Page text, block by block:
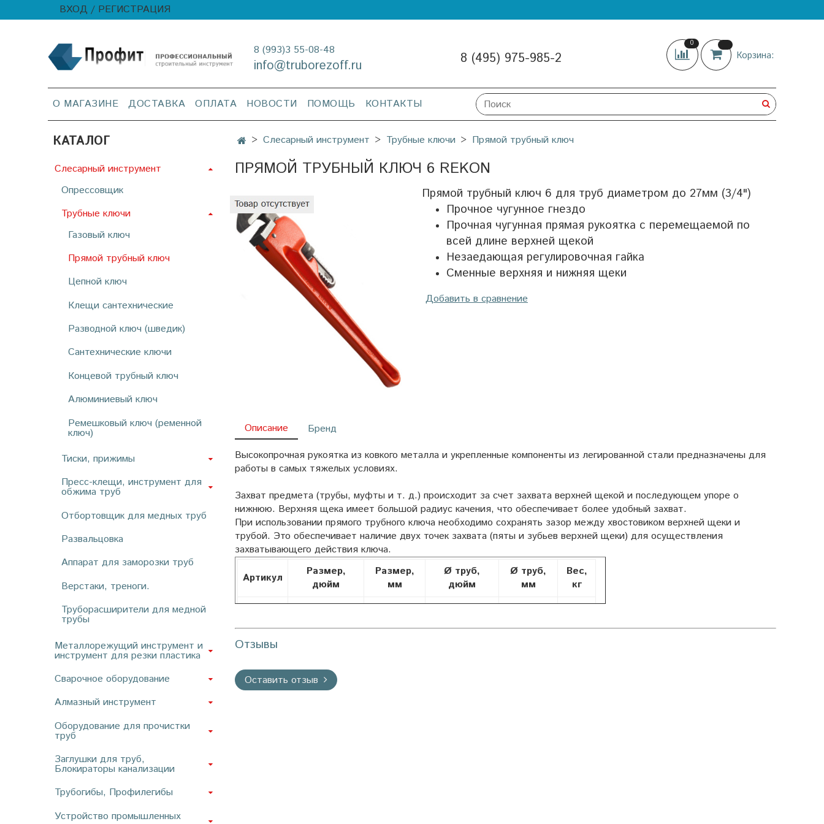
ВХОД / РЕГИСТРАЦИЯ
8 (993)3 55-08-48
info@truborezoff.ru 8 (495) 975-985-2
0
Корзина:
О МАГАЗИНЕ ДОСТАВКА ОПЛАТА НОВОСТИ ПОМОЩЬ КОНТАКТЫ
Слесарный инструмент Трубные ключи Прямой трубный ключ
ПРЯМОЙ ТРУБНЫЙ КЛЮЧ 6 REKON
Прямой трубный ключ 6 для труб диаметром до 27мм (3/4")
Прочное чугунное гнездо
Прочная чугунная прямая рукоятка с перемещаемой по
всей длине верхней щекой
Незаедающая регулировочная гайка
Сменные верхняя и нижняя щеки
Добавить в сравнение
Описание
Высокопрочная рукоятка из ковкого металла и укрепленные компоненты из легированной стали предназначены для
работы в самых тяжелых условиях.
Захват предмета (трубы, муфты и т. д.) происходит за счет захвата верхней щекой и последующем упоре о
нижнюю. Верхняя щека имеет большой радиус качения, что обеспечивает более удобный захват.
При использовании прямого трубного ключа необходимо сохранять зазор между хвостовиком верхней щеки и
трубой. Это обеспечивает наличие двух точек захвата (пяты и зубьев верхней щеки) для осуществления
захватывающего действия ключа.
Артикул
Размер,
дюйм
Размер,
мм
Ø труб,
дюйм
Ø труб,
мм
Вес,
кг
034006
6" 150 3/4" 27 0,2
Бренд
Отзывы
Оставить отзыв
КАТАЛОГ
Слесарный инструмент
Опрессовщик
Трубные ключи
Газовый ключ
Прямой трубный ключ
Цепной ключ
Клещи сантехнические
Разводной ключ (шведик)
Сантехнические ключи
Концевой трубный ключ
Алюминиевый ключ
Ремешковый ключ (ременной
ключ)
Тиски, прижимы
Пресс-клещи, инструмент для
обжима труб
Отбортовщик для медных труб
Развальцовка
Аппарат для заморозки труб
Верстаки, треноги.
Труборасширители для медной
трубы
Металлорежущий инструмент и
инструмент для резки пластика
Сварочное оборудование
Алмазный инструмент
Оборудование для прочистки
труб
Заглушки для труб,
Блокираторы канализации
Трубогибы, Профилегибы
Устройство промышленных